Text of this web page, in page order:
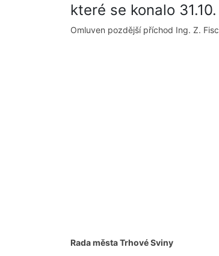
které se konalo
Omluven pozdější příchod Ing. Z.
Rada města Trhové Sviny